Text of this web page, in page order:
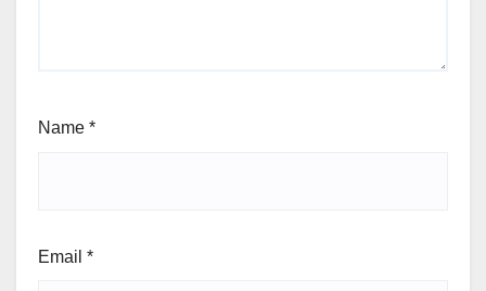
Name *
Email *